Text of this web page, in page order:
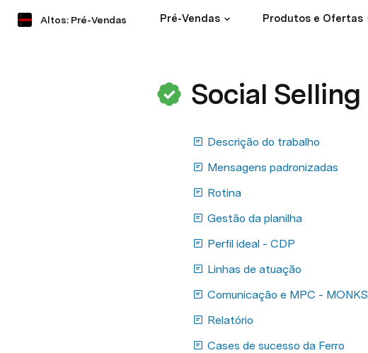
Altos: Pré-Vendas Pré-Vendas Produtos e Ofertas
Social Selling
Descrição do trabalho
Mensagens padronizadas
Rotina
Gestão da planilha
Perfil ideal - CDP
Linhas de atuação
Comunicação e MPC - MONKS
Relatório
Cases de sucesso da Ferro